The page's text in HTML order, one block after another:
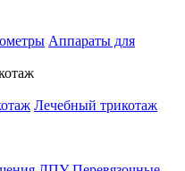
Аппараты для
Лечебный трикотаж